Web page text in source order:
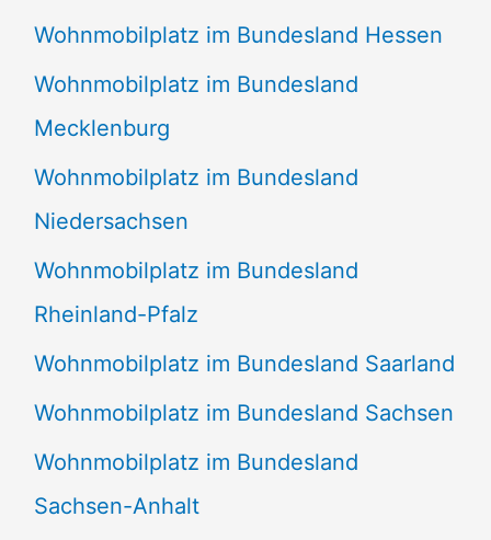
Wohnmobilplatz im Bundesland Hessen
Wohnmobilplatz im Bundesland
Mecklenburg
Wohnmobilplatz im Bundesland
Niedersachsen
Wohnmobilplatz im Bundesland
Rheinland-Pfalz
Wohnmobilplatz im Bundesland Saarland
Wohnmobilplatz im Bundesland Sachsen
Wohnmobilplatz im Bundesland
Sachsen-Anhalt